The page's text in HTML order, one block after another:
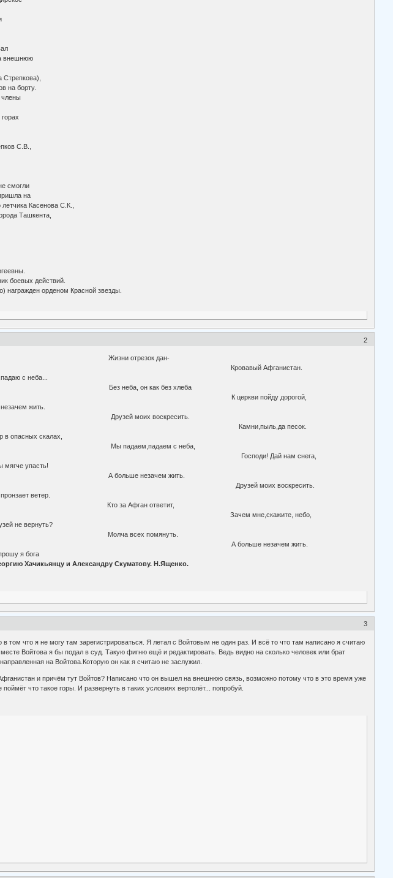
внешнюю
на борту.
члены
С.В.,
смогли
на
Касенова С.К.,
Ташкента,
боевых действий.
награжден орденом Красной звезды.
2
Жизни отрезок дан-
Кровавый Афганистан.
с неба...
Без неба, он как без хлеба
К церкви пойду дорогой,
жить.
моих воскресить.
Камни,пыль,да песок.
скалах,
Мы падаем,падаем с неба,
Господи! Дай нам снега,
упасть!
А больше незачем жить.
моих воскресить.
ветер.
Кто за Афган ответит,
мне,скажите, небо,
не вернуть?
Молча всех помянуть.
А больше незачем жить.
я бога
Хачикьянцу и Александру Скуматову. Н.Ященко.
3
том что я не могу там зарегистрироваться. Я летал с Войтовым не один раз. И всё то что там написано я считаю
Войтова я бы подал в суд. Такую фигню ещё и редактировать. Ведь видно на сколько человек или брат
на Войтова.Которую он как я считаю не заслужил.
и причём тут Войтов? Написано что он вышел на внешнюю связь, возможно потому что в это время уже
что такое горы. И развернуть в таких условиях вертолёт... попробуй.